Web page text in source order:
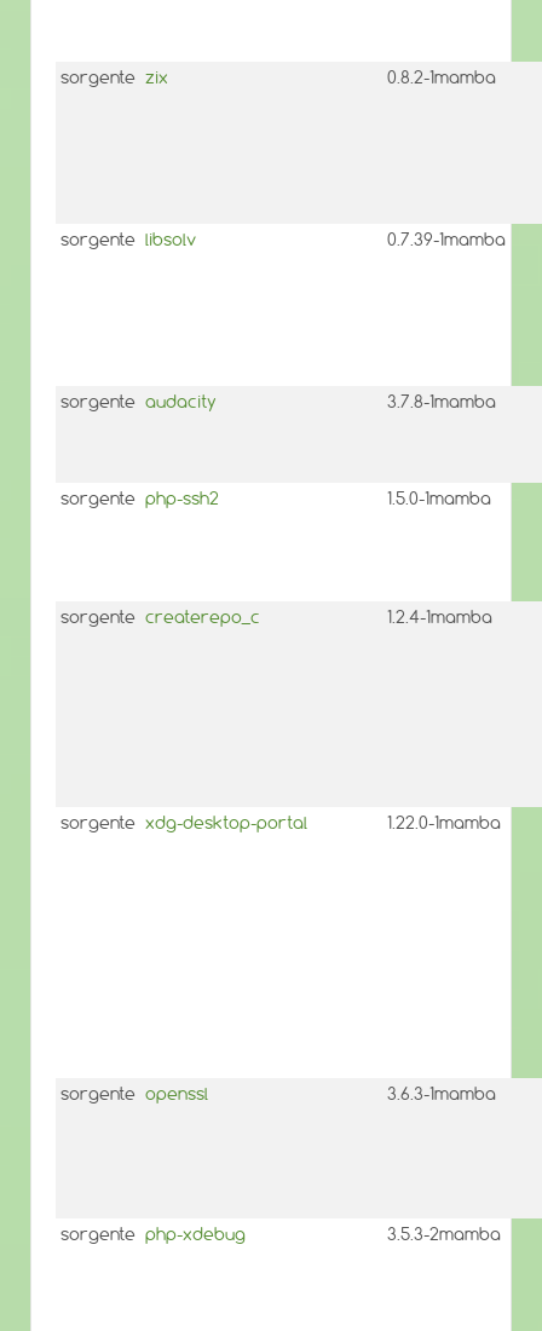
sorgente zix 0.8.2-1mamba
sorgente libsolv 0.7.39-1mamba
sorgente audacity 3.7.8-1mamba
sorgente php-ssh2 1.5.0-1mamba
sorgente createrepo_c 1.2.4-1mamba
sorgente xdg-desktop-portal 1.22.0-1mamba
sorgente openssl 3.6.3-1mamba
sorgente php-xdebug 3.5.3-2mamba